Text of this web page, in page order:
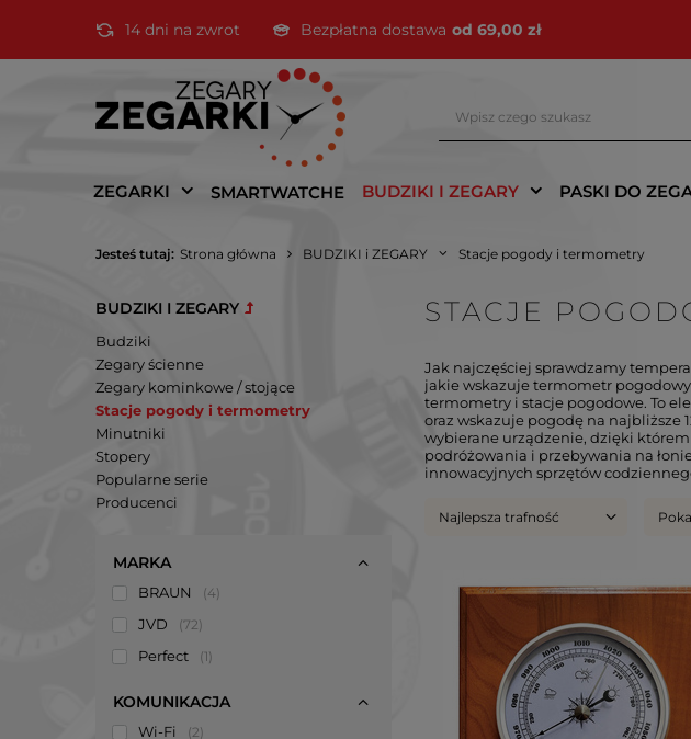
14 dni na zwrot Bezpłatna dostawa od 69,00 zł
ZEGARKI SMARTWATCHE BUDZIKI I ZEGARY PASKI DO
Jesteś tutaj: Strona główna BUDZIKI i ZEGARY Stacje pogody i termometry
BUDZIKI I ZEGARY
Budziki
Zegary ścienne
Zegary kominkowe / stojące
Stacje pogody i termometry
Minutniki
Stopery
Popularne serie
Producenci
MARKA
BRAUN 4
JVD 72
Perfect 1
KOMUNIKACJA
Wi-Fi 2
STACJE
Jak najczęściej sprawdzamy
jakie wskazuje termometr
termometry i stacje pogodowe. To
oraz wskazuje pogodę na najbliższe
wybierane urządzenie, dzięki
podróżowania i przebywania na
innowacyjnych sprzętów
Najlepsza trafność